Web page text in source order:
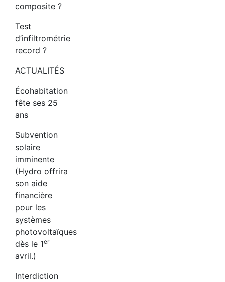
composite ?
Test
d’infiltrométrie
record ?
ACTUALITÉS
Écohabitation
fête ses 25
ans
Subvention
solaire
imminente
(Hydro offrira
son aide
financière
pour les
systèmes
photovoltaïques
dès le 1er
avril.)
Interdiction